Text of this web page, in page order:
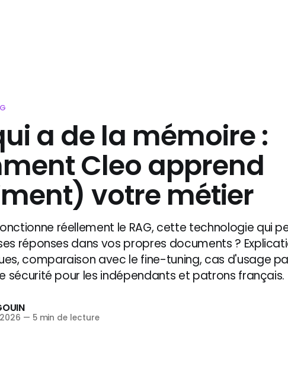
a de la mémoire :
Cleo apprend
votre métier
réellement le RAG, cette technologie qui
réponses dans vos propres documents ?
comparaison avec le fine-tuning, cas d'usage
sécurité pour les indépendants et patrons français.
— 5 min de lecture